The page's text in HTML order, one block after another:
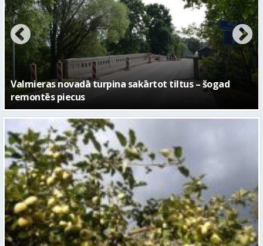
No pagaidu teātra līdz laikmetīgās kultūras centram
– kā attīstīsies “Kurtuve”